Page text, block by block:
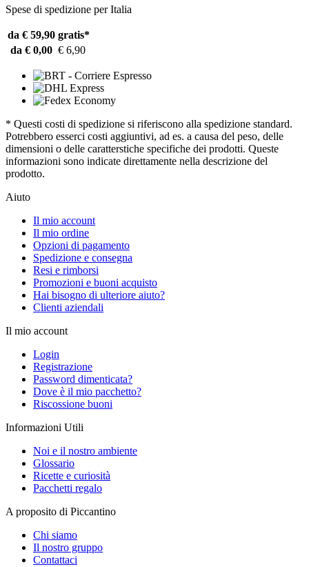
Spese di spedizione per Italia
da € 59,90 gratis*
da € 0,00 € 6,90
* Questi costi di spedizione si riferiscono alla spedizione standard.
Potrebbero esserci costi aggiuntivi, ad es. a causa del peso, delle
dimensioni o delle caratterstiche specifiche dei prodotti. Queste
informazioni sono indicate direttamente nella descrizione del
prodotto.
Aiuto
Il mio account
Il mio ordine
Opzioni di pagamento
Spedizione e consegna
Resi e rimborsi
Promozioni e buoni acquisto
Hai bisogno di ulteriore aiuto?
Clienti aziendali
Il mio account
Login
Registrazione
Password dimenticata?
Dove è il mio pacchetto?
Riscossione buoni
Informazioni Utili
Noi e il nostro ambiente
Glossario
Ricette e curiosità
Pacchetti regalo
A proposito di Piccantino
Chi siamo
Il nostro gruppo
Contattaci